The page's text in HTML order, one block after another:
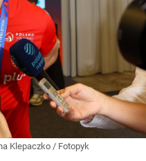
Klepaczko / Fotopyk